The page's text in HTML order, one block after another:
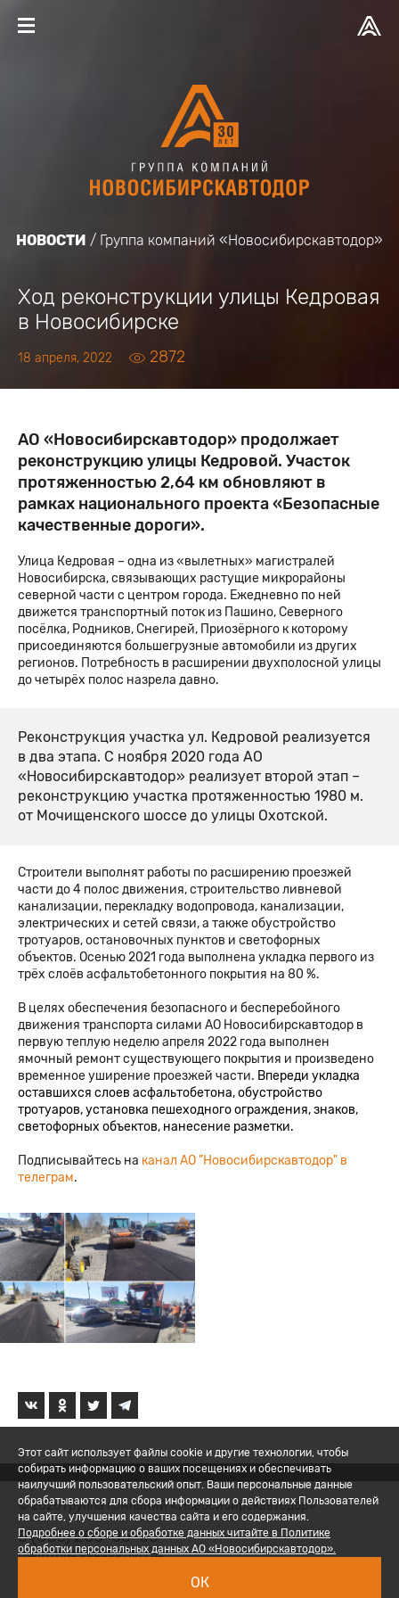
НОВОСТИ Группа компаний «Новосибирскавтодор»
Ход реконструкции улицы Кедровая
в Новосибирске
18 апреля, 2022 2872
АО «Новосибирскавтодор» продолжает
реконструкцию улицы Кедровой. Участок
протяженностью 2,64 км обновляют в
рамках национального проекта «Безопасные
качественные дороги».
Улица Кедровая – одна из «вылетных» магистралей
Новосибирска, связывающих растущие микрорайоны
северной части с центром города. Ежедневно по ней
движется транспортный поток из Пашино, Северного
посёлка, Родников, Снегирей, Приозёрного к которому
присоединяются большегрузные автомобили из других
регионов. Потребность в расширении двухполосной улицы
до четырёх полос назрела давно.
Реконструкция участка ул. Кедровой реализуется
в два этапа. С ноября 2020 года АО
«Новосибирскавтодор» реализует второй этап –
реконструкцию участка протяженностью 1980 м.
от Мочищенского шоссе до улицы Охотской.
Строители выполнят работы по расширению проезжей
части до 4 полос движения, строительство ливневой
канализации, перекладку водопровода, канализации,
электрических и сетей связи, а также обустройство
тротуаров, остановочных пунктов и светофорных
объектов. Осенью 2021 года выполнена укладка первого из
трёх слоёв асфальтобетонного покрытия на 80 %.
В целях обеспечения безопасного и бесперебойного
движения транспорта силами АО Новосибирскавтодор в
первую теплую неделю апреля 2022 года выполнен
ямочный ремонт существующего покрытия и произведено
временное уширение проезжей части. Впереди укладка
оставшихся слоев асфальтобетона, обустройство
тротуаров, установка пешеходного ограждения, знаков,
светофорных объектов, нанесение разметки.
Подписывайтесь на канал АО "Новосибирскавтодор" в
телеграм.
© 2026 Группа компаний «Новосибирскавтодор»
8 (800) 200-05-06
Политика обработки ПД
Этот сайт использует файлы cookie и другие технологии, чтобы
собирать информацию о ваших посещениях и обеспечивать
наилучший пользовательский опыт. Ваши персональные данные
обрабатываются для сбора информации о действиях Пользователей
на сайте, улучшения качества сайта и его содержания.
Подробнее о сборе и обработке данных читайте в Политике
обработки персональных данных АО «Новосибирскавтодор».
ОК